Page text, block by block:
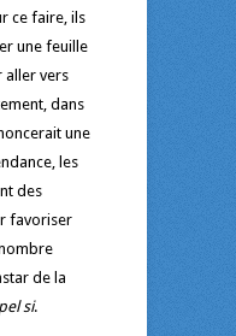
ce faire, ils
une feuille
aller vers
dans
une
les
des
favoriser
de la
si.